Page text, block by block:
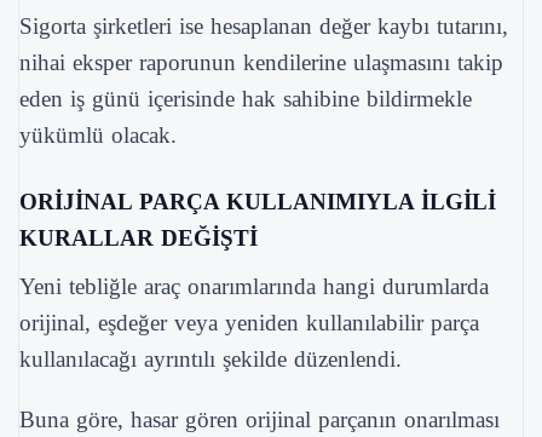
Sigorta şirketleri ise hesaplanan değer kaybı tutarını,
nihai eksper raporunun kendilerine ulaşmasını takip
eden iş günü içerisinde hak sahibine bildirmekle
yükümlü olacak.
ORİJİNAL PARÇA KULLANIMIYLA İLGİLİ
KURALLAR DEĞİŞTİ
Yeni tebliğle araç onarımlarında hangi durumlarda
orijinal, eşdeğer veya yeniden kullanılabilir parça
kullanılacağı ayrıntılı şekilde düzenlendi.
Buna göre, hasar gören orijinal parçanın onarılması